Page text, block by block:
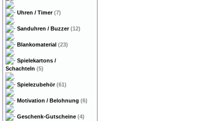
Uhren / Timer(7)
Sanduhren / Buzzer(12)
Blankomaterial (23)
Spielekartons /
Schachteln (5)
Spielezubehör(61)
Motivation / Belohnung (6)
Geschenk-Gutscheine (4)